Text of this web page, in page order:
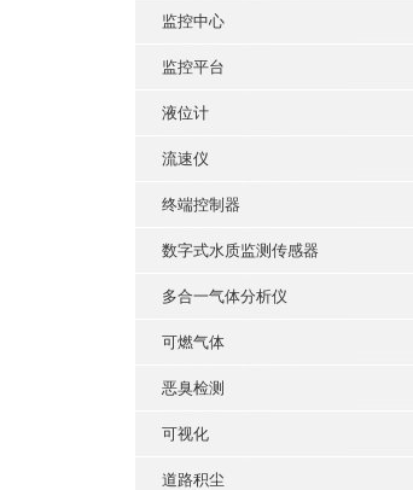
监控中心
监控平台
液位计
流速仪
终端控制器
数字式水质监测传感器
多合一气体分析仪
可燃气体
恶臭检测
可视化
道路积尘